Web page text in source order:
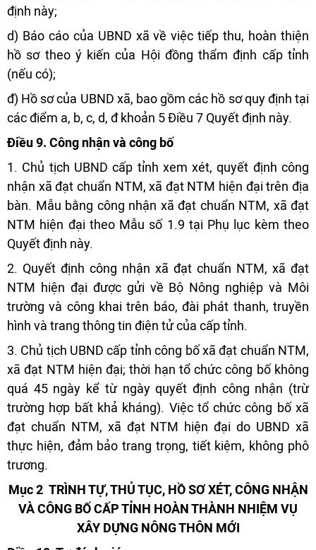
định này;
d) Báo cáo của UBND xã về việc tiếp thu, hoàn thiện
hồ sơ theo ý kiến của Hội đồng thẩm định cấp tỉnh
(nếu có);
đ) Hồ sơ của UBND xã, bao gồm các hồ sơ quy định tại
các điểm a, b, c, d, đ khoản 5 Điều 7 Quyết định này.
Điều 9. Công nhận và công bố
1. Chủ tịch UBND cấp tỉnh xem xét, quyết định công
nhận xã đạt chuẩn NTM, xã đạt NTM hiện đại trên địa
bàn. Mẫu bằng công nhận xã đạt chuẩn NTM, xã đạt
NTM hiện đại theo Mẫu số 1.9 tại Phụ lục kèm theo
Quyết định này.
2. Quyết định công nhận xã đạt chuẩn NTM, xã đạt
NTM hiện đại được gửi về Bộ Nông nghiệp và Môi
trường và công khai trên báo, đài phát thanh, truyền
hình và trang thông tin điện tử của cấp tỉnh.
3. Chủ tịch UBND cấp tỉnh công bố xã đạt chuẩn NTM,
xã đạt NTM hiện đại; thời hạn tổ chức công bố không
quá 45 ngày kể từ ngày quyết định công nhận (trừ
trường hợp bất khả kháng). Việc tổ chức công bố xã
đạt chuẩn NTM, xã đạt NTM hiện đại do UBND xã
thực hiện, đảm bảo trang trọng, tiết kiệm, không phô
trương.
Mục 2 TRÌNH TỰ, THỦ TỤC, HỒ SƠ XÉT, CÔNG NHẬN
VÀ CÔNG BỐ CẤP TỈNH HOÀN THÀNH NHIỆM VỤ
XÂY DỰNG NÔNG THÔN MỚI